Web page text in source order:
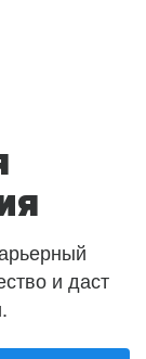
и даст